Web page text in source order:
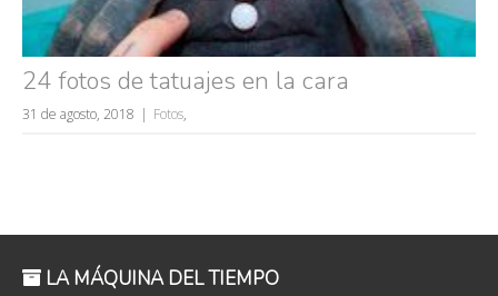
24 fotos de tatuajes en la cara
31 de agosto, 2018 Fotos,
LA MÁQUINA DEL TIEMPO